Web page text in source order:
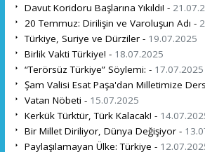
Davut Koridoru Başlarına Yıkıldı! -
20 Temmuz: Dirilişin ve Varoluşun Adı -
Türkiye, Suriye ve Dürziler - 19.07.2025
Birlik Vakti Türkiye! - 18.07.2025
“Terörsüz Türkiye” Söylemi: - 17.07.2025
Şam Valisi Esat Paşa'dan Milletimize
Vatan Nöbeti - 15.07.2025
Kerkük Türktür, Türk Kalacak! -
Bir Millet Diriliyor, Dünya Değişiyor -
Paylaşılamayan Ülke: Türkiye -